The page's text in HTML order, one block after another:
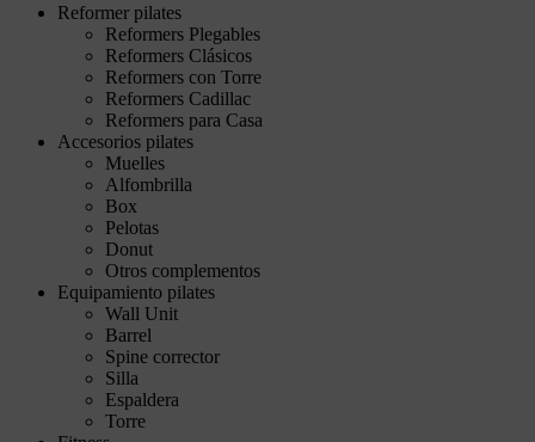
Reformer pilates
Reformers Plegables
Reformers Clásicos
Reformers con Torre
Reformers Cadillac
Reformers para Casa
Accesorios pilates
Muelles
Alfombrilla
Box
Pelotas
Donut
Otros complementos
Equipamiento pilates
Wall Unit
Barrel
Spine corrector
Silla
Espaldera
Torre